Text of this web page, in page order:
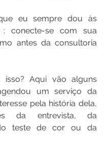
eu sempre dou às
: conecte-se com sua
antes da consultoria
isso? Aqui vão alguns
um serviço da
pela história dela,
da entrevista, da
teste de cor ou da